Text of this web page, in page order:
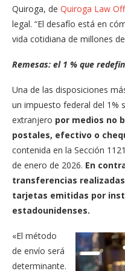
Quiroga, de Quiroga Law
legal. “El desafío está en
vida cotidiana de millones
Remesas: el 1 % que
Una de las disposiciones
un impuesto federal del 1%
extranjero por medios no
postales, efectivo o
contenida en la Sección
de enero de 2026. En
transferencias
tarjetas emitidas por
estadounidenses.
«El método
de envío será
determinante.